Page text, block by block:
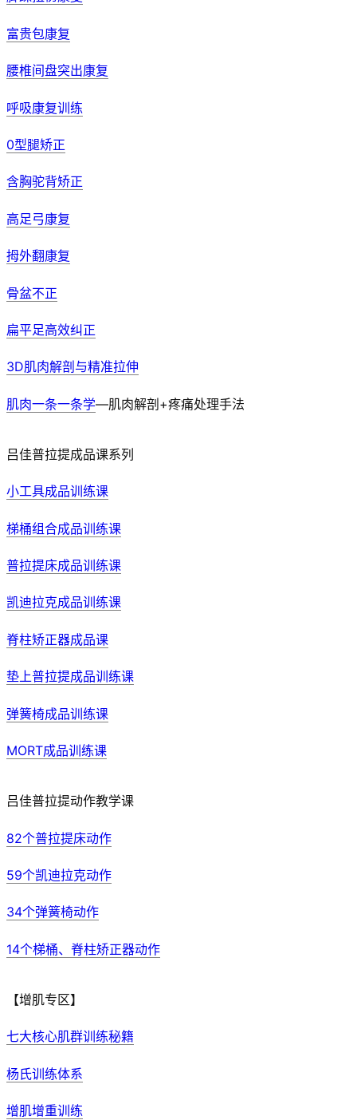
富贵包康复
腰椎间盘突出康复
呼吸康复训练
0型腿矫正
含胸驼背矫正
高足弓康复
拇外翻康复
骨盆不正
扁平足高效纠正
3D肌肉解剖与精准拉伸
肌肉一条一条学—肌肉解剖+疼痛处理手法
吕佳普拉提成品课系列
小工具成品训练课
梯桶组合成品训练课
普拉提床成品训练课
凯迪拉克成品训练课
脊柱矫正器成品课
垫上普拉提成品训练课
弹簧椅成品训练课
MORT成品训练课
吕佳普拉提动作教学课
82个普拉提床动作
59个凯迪拉克动作
34个弹簧椅动作
14个梯桶、脊柱矫正器动作
【增肌专区】
七大核心肌群训练秘籍
杨氏训练体系
增肌增重训练